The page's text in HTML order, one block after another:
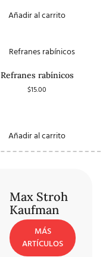
Añadir al carrito
Refranes rabínicos
$15.00
Añadir al carrito
Max Stroh
Kaufman
MÁS
ARTÍCULOS